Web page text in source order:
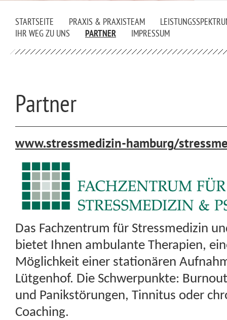
STARTSEITE PRAXIS & PRAXISTEAM
IHR WEG ZU UNS
PARTNER IMPRESSUM
Partner
www.stressmedizin-hamburg/
Das Fachzentrum für Stressmedizin
bietet Ihnen ambulante Therapien,
Möglichkeit einer stationären
Lütgenhof. Die Schwerpunkte:
und Panikstörungen, Tinnitus oder
Coaching.